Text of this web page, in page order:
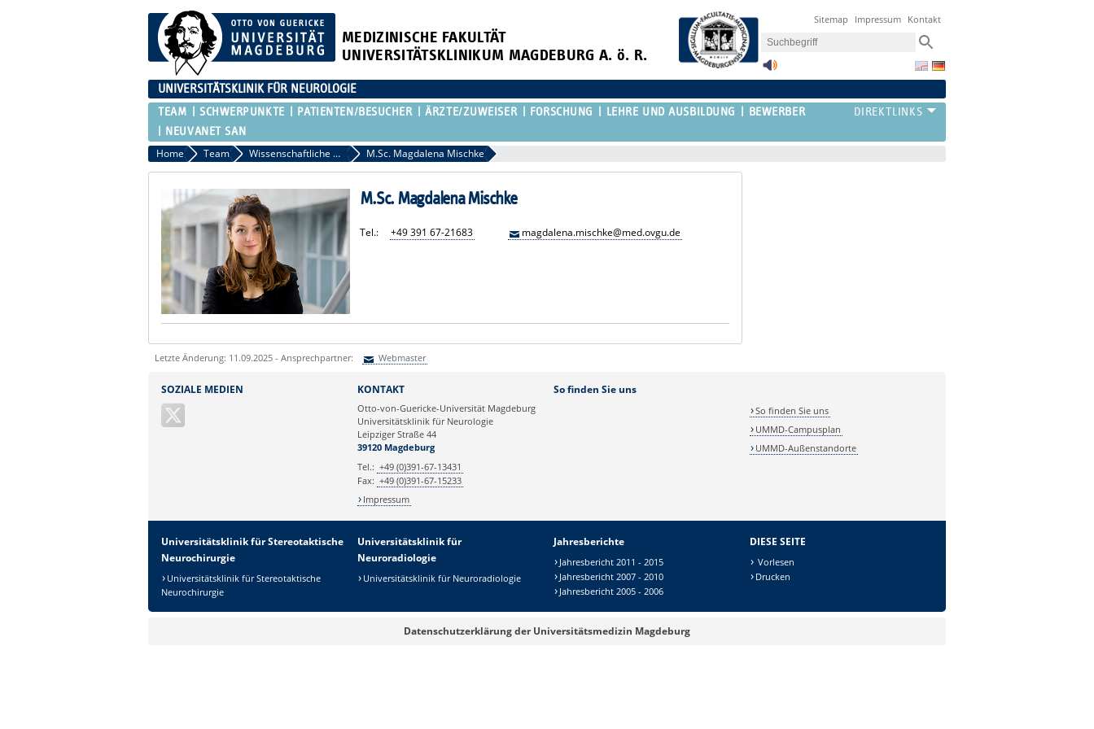
MEDIZINISCHE FAKULTÄT
UNIVERSITÄTSKLINIKUM MAGDEBURG A. ö. R.
Sitemap Impressum Kontakt
UNIVERSITÄTSKLINIK FÜR NEUROLOGIE
TEAM SCHWERPUNKTE PATIENTEN/BESUCHER ÄRZTE/ZUWEISER FORSCHUNG LEHRE UND AUSBILDUNG
BEWERBER
NEUVANET SAN
Home Team Wissenschaftliche Mitarbeiter M.Sc. Magdalena Mischke
M.Sc. Magdalena Mischke
Tel.: +49 391 67-21683 magdalena.mischke@med.ovgu.de
Letzte Änderung: 11.09.2025 - Ansprechpartner: Webmaster
Ihre E-Mailadresse:
SOZIALE MEDIEN KONTAKT
Otto-von-Guericke-Universität Magdeburg
Universitätsklinik für Neurologie
Leipziger Straße 44
39120 Magdeburg
Tel.: +49 (0)391-67-13431
Fax: +49 (0)391-67-15233
Impressum
So finden Sie uns
So finden Sie uns
UMMD-Campusplan
UMMD-Außenstandorte
Universitätsklinik für Stereotaktische
Neurochirurgie
Universitätsklinik für Stereotaktische
Neurochirurgie
Universitätsklinik für
Neuroradiologie
Universitätsklinik für Neuroradiologie
Jahresberichte
Jahresbericht 2011 - 2015
Jahresbericht 2007 - 2010
Jahresbericht 2005 - 2006
DIESE SEITE
Vorlesen
Drucken
Datenschutzerklärung der Universitätsmedizin Magdeburg